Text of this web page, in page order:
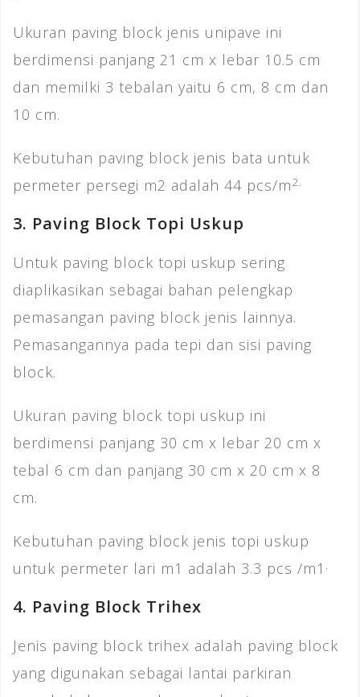
Ukuran paving block jenis unipave ini
berdimensi panjang 21 cm x lebar 10.5 cm
dan memilki 3 tebalan yaitu 6 cm, 8 cm dan
10 cm.
Kebutuhan paving block jenis bata untuk
permeter persegi m2 adalah 44 pcs/m2.
3. Paving Block Topi Uskup
Untuk paving block topi uskup sering
diaplikasikan sebagai bahan pelengkap
pemasangan paving block jenis lainnya.
Pemasangannya pada tepi dan sisi paving
block.
Ukuran paving block topi uskup ini
berdimensi panjang 30 cm x lebar 20 cm x
tebal 6 cm dan panjang 30 cm x 20 cm x 8
cm.
Kebutuhan paving block jenis topi uskup
untuk permeter lari m1 adalah 3.3 pcs /m1
4. Paving Block Trihex
Jenis paving block trihex adalah paving block
yang digunakan sebagai lantai parkiran